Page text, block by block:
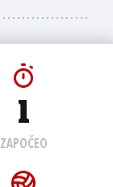
1
ZAPOČEO